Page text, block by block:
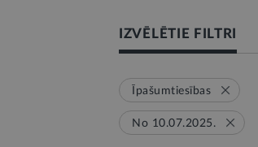
IZVĒLĒTIE FILTRI
Īpašumtiesības
No 10.07.2025.